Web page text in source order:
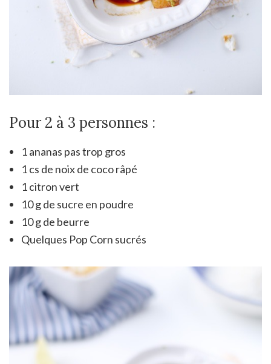
Pour 2 à 3 personnes :
1 ananas pas trop gros
1 cs de noix de coco râpé
1 citron vert
10 g de sucre en poudre
10 g de beurre
Quelques Pop Corn sucrés